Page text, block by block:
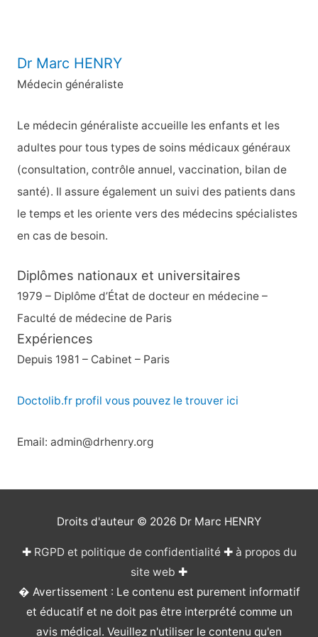
Dr Marc HENRY
Médecin généraliste
Le médecin généraliste accueille les enfants et les
adultes pour tous types de soins médicaux généraux
(consultation, contrôle annuel, vaccination, bilan de
santé). Il assure également un suivi des patients dans
le temps et les oriente vers des médecins spécialistes
en cas de besoin.
Diplômes nationaux et universitaires
1979 – Diplôme d’État de docteur en médecine –
Faculté de médecine de Paris
Expériences
Depuis 1981 – Cabinet – Paris
Doctolib.fr profil vous pouvez le trouver ici
Email: admin@drhenry.org
Droits d'auteur © 2026 Dr Marc HENRY
✚ RGPD et politique de confidentialité✚ à propos du
site web ✚
� Avertissement : Le contenu est purement informatif
et éducatif et ne doit pas être interprété comme un
avis médical. Veuillez n'utiliser le contenu qu'en